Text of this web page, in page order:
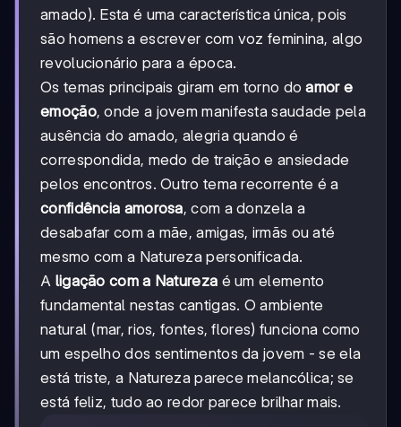
amado). Esta é uma característica única, pois
são homens a escrever com voz feminina, algo
revolucionário para a época.
Os temas principais giram em torno doamor e
emoção, onde a jovem manifesta saudade pela
ausência do amado, alegria quando é
correspondida, medo de traição e ansiedade
pelos encontros. Outro tema recorrente é a
confidência amorosa, com a donzela a
desabafar com a mãe, amigas, irmãs ou até
mesmo com a Natureza personificada.
A ligação com a Natureza é um elemento
fundamental nestas cantigas. O ambiente
natural (mar, rios, fontes, flores) funciona como
um espelho dos sentimentos da jovem - se ela
está triste, a Natureza parece melancólica; se
está feliz, tudo ao redor parece brilhar mais.